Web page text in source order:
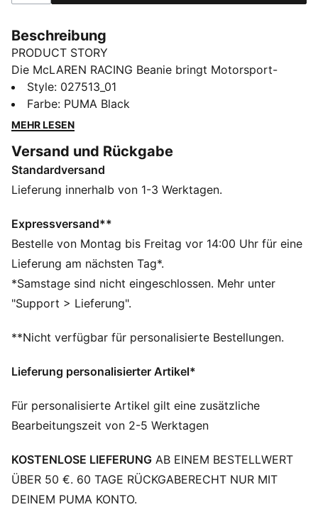
Beschreibung
PRODUCT STORY
Die McLAREN RACING Beanie bringt Motorsport-
Energie in deinen Look für jeden Tag. Diese Beanie mit
auffallendem Team-Branding sorgt an kühlen Tagen
für Wärme und Komfort.
Hergestellt aus mindestens 50 % recycelten
Materialien
DETAILS
Strukturierte Cap
5-Panel-Design
Gebogener Schirm
Regular Fit
Snapback-Verschluss
McLAREN RACING und PUMA Branding-Details
Style: 027513_01
Farbe: PUMA Black
MEHR LESEN
Versand und Rückgabe
Standardversand
Lieferung innerhalb von 1-3 Werktagen.
Expressversand**
Bestelle von Montag bis Freitag vor 14:00 Uhr für eine
Lieferung am nächsten Tag*.
*Samstage sind nicht eingeschlossen. Mehr unter
"Support > Lieferung".
**Nicht verfügbar für personalisierte Bestellungen.
Lieferung personalisierter Artikel*
Für personalisierte Artikel gilt eine zusätzliche
Bearbeitungszeit von 2-5 Werktagen
KOSTENLOSE LIEFERUNG AB EINEM BESTELLWERT
ÜBER 50 €. 60 TAGE RÜCKGABERECHT NUR MIT
DEINEM PUMA KONTO.